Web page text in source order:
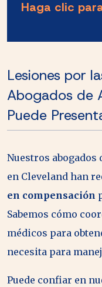
Haga clic
Lesiones por
Abogados de
Puede
Nuestros
en Cleveland han
en compensación
Sabemos cómo
médicos para
necesita para
Puede confiar en